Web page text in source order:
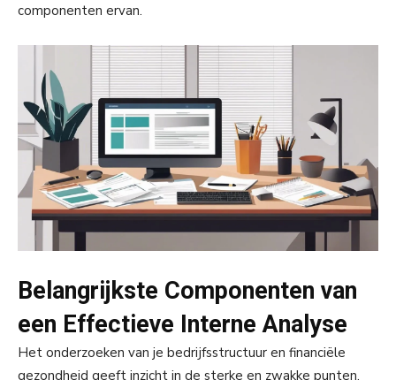
componenten ervan.
Belangrijkste Componenten van
een Effectieve Interne Analyse
Het onderzoeken van je bedrijfsstructuur en financiële
gezondheid geeft inzicht in de sterke en zwakke punten.